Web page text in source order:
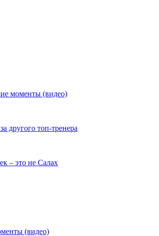
моменты (видео)
другого топ-тренера
– это не Салах
(видео)